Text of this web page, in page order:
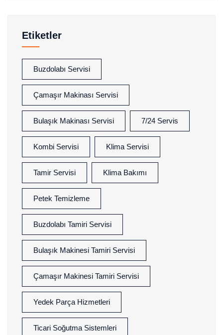
Etiketler
Buzdolabı Servisi
Çamaşır Makinası Servisi
Bulaşık Makinası Servisi 7/24 Servis
Kombi Servisi Klima Servisi
Tamir Servisi Klima Bakımı
Petek Temizleme
Buzdolabı Tamiri Servisi
Bulaşık Makinesi Tamiri Servisi
Çamaşır Makinesi Tamiri Servisi
Yedek Parça Hizmetleri
Ticari Soğutma Sistemleri